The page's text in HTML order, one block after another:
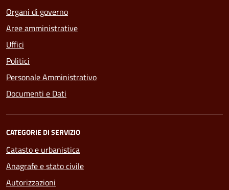
Organi di governo
Aree amministrative
Uffici
Politici
Personale Amministrativo
Documenti e Dati
CATEGORIE DI SERVIZIO
Catasto e urbanistica
Anagrafe e stato civile
Autorizzazioni